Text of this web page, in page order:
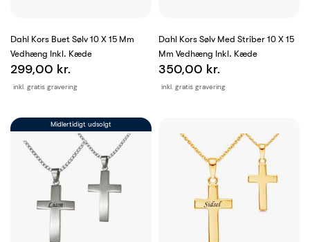
Dahl Kors Buet Sølv 10 X 15 Mm
Vedhæng Inkl. Kæde
inkl. gratis gravering
299,00 kr.
Dahl Kors Sølv Med Striber 10 X 15
Mm Vedhæng Inkl. Kæde
inkl. gratis gravering
350,00 kr.
Midlertidigt udsolgt